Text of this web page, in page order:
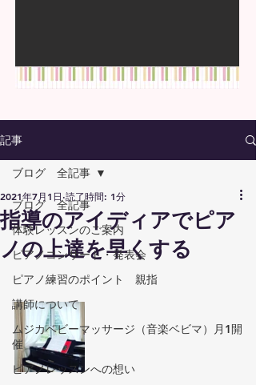
記事
ブログ 全記事
体験レッスンのご案内
ピアノコンサート・発表会
ピアノ練習のポイント 親指
講師について
ムジカベビーマッサージ（音楽ベビマ）月1開
催
ピアノレッスンへの想い
ブログ 全記事
指導のアイディアでピア
ノの上達を早くする
2021年7月1日 読了時間: 1分